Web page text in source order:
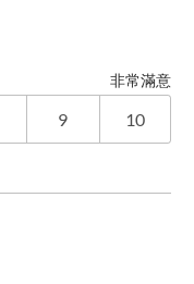
非常滿意
9 10